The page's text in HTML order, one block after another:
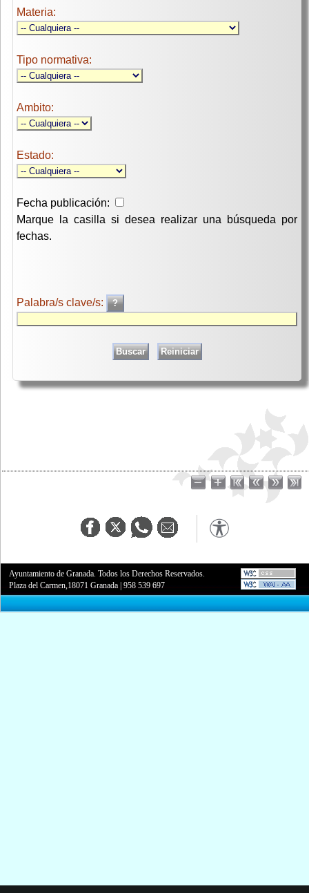
Materia:
Tipo normativa:
Ambito:
Estado:
Fecha publicación:
Marque la casilla si desea realizar una búsqueda por
fechas.
Palabra/s clave/s:
Ayuntamiento de Granada. Todos los Derechos Reservados.
Plaza del Carmen,18071 Granada |958 539 697